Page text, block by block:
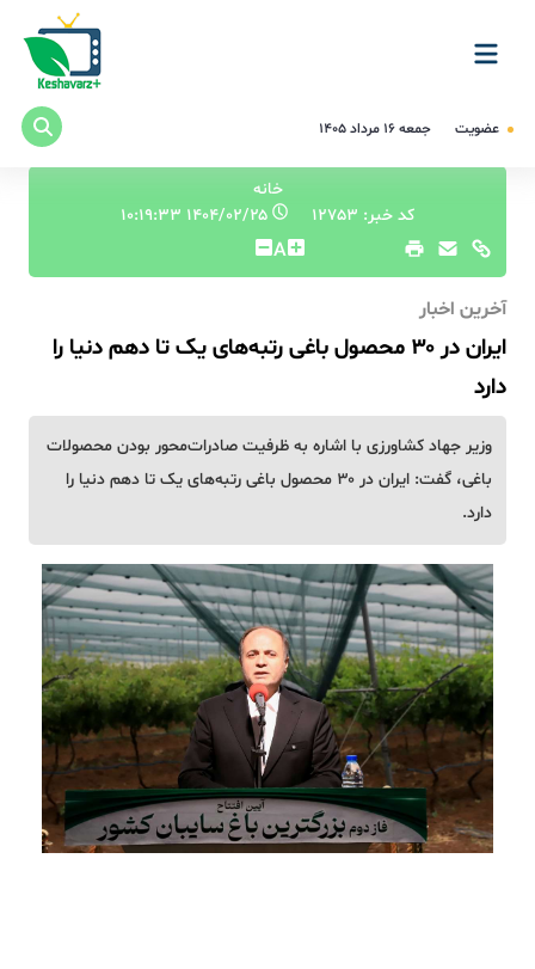
عضویت جمعه ۱۶ مرداد ۱۴۰۵
خانه
کد خبر: 12753
۱۴۰۴/۰۲/۲۵ ۱۰:۱۹:۳۳
A
آخرین اخبار
ایران در ۳۰ محصول باغی رتبه‌های یک تا دهم دنیا را
دارد
وزیر جهاد کشاورزی با اشاره به ظرفیت‌ صادرات‌محور بودن محصولات
باغی، گفت: ایران در ۳۰ محصول باغی رتبه‌های یک تا دهم دنیا را
دارد.